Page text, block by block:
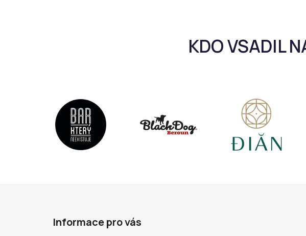
Informace pro vás